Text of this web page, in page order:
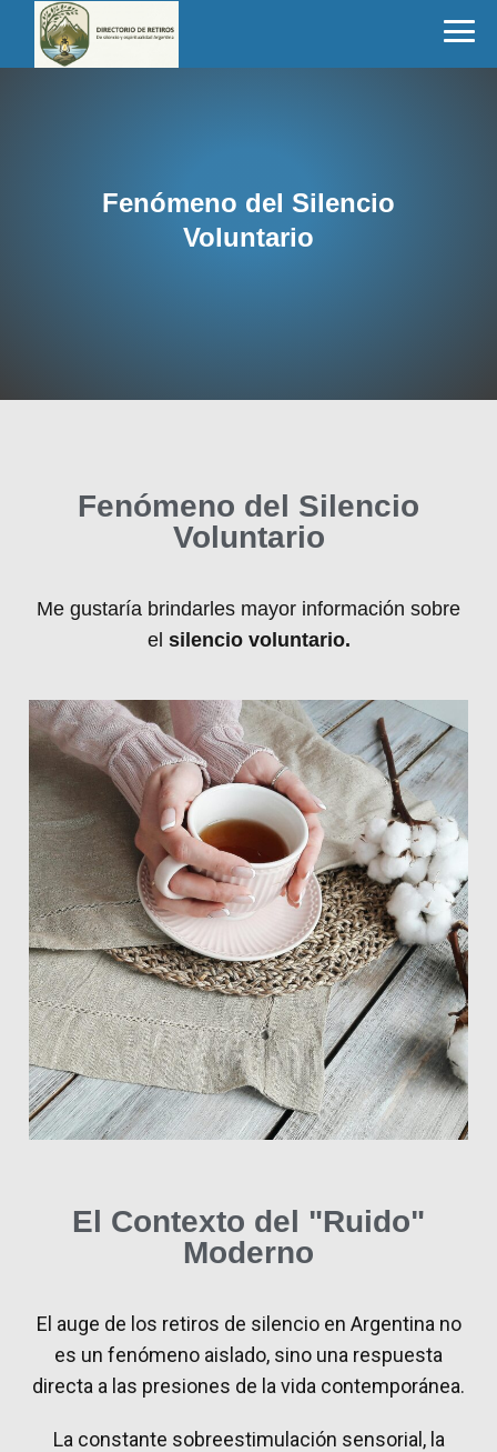
Fenómeno del Silencio
Voluntario
Fenómeno del Silencio
Voluntario
Me gustaría brindarles mayor información sobre
el silencio voluntario.
El Contexto del "Ruido"
Moderno
El auge de los retiros de silencio en Argentina no
es un fenómeno aislado, sino una respuesta
directa a las presiones de la vida contemporánea.
La constante sobreestimulación sensorial, la